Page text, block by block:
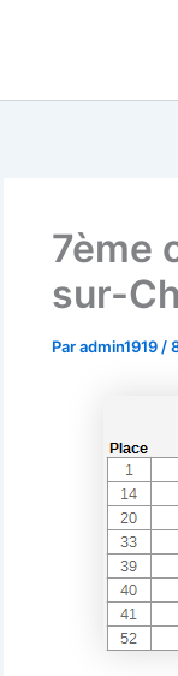
7ème
sur-
Paradmin1919 /